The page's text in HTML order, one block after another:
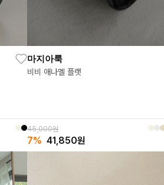
마지아룩
비비 애나멜 플랫
45,000원
7% 41,850원